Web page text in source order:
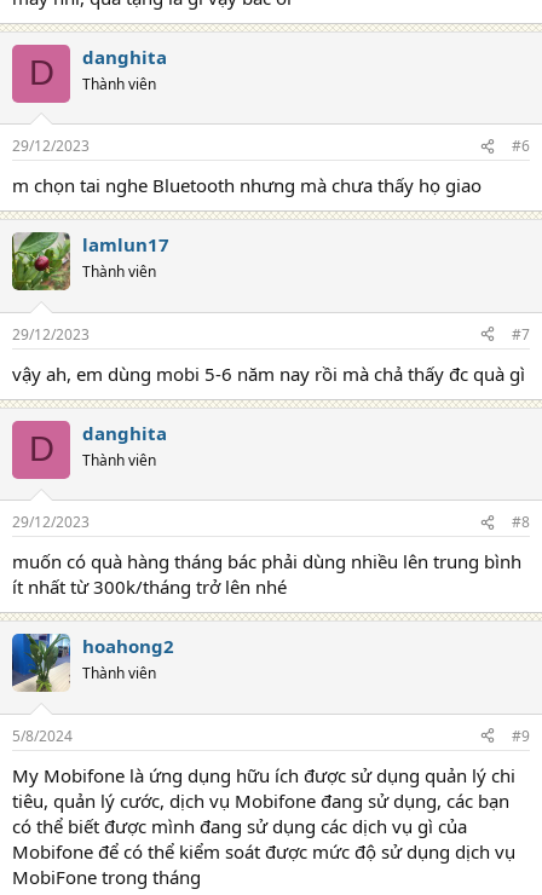
D danghita
Thành viên
29/12/2023 #6
m chọn tai nghe Bluetooth nhưng mà chưa thấy họ giao
lamlun17
Thành viên
29/12/2023 #7
vậy ah, em dùng mobi 5-6 năm nay rồi mà chả thấy đc quà gì
D danghita
Thành viên
29/12/2023 #8
muốn có quà hàng tháng bác phải dùng nhiều lên trung bình
ít nhất từ 300k/tháng trở lên nhé
hoahong2
Thành viên
5/8/2024 #9
My Mobifone là ứng dụng hữu ích được sử dụng quản lý chi
tiêu, quản lý cước, dịch vụ Mobifone đang sử dụng, các bạn
có thể biết được mình đang sử dụng các dịch vụ gì của
Mobifone để có thể kiểm soát được mức độ sử dụng dịch vụ
MobiFone trong tháng